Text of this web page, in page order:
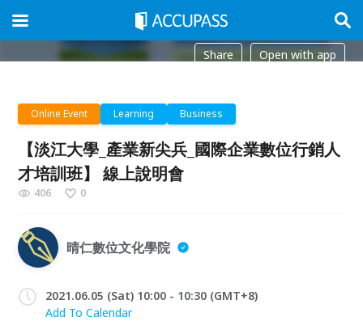
Share Open with app
Online Event Learning Business
【淡江大學_產業新尖兵_國際企業數位行銷人
才培訓班】 線上說明會
406 0
晴仁數位文化學院
2021.06.05 (Sat) 10:00 - 10:30 (GMT+8)
Add To Calendar